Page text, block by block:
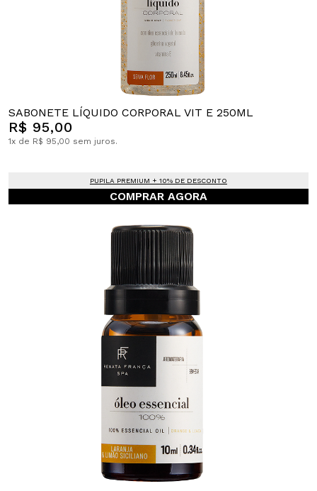
SABONETE LÍQUIDO CORPORAL VIT E 250ML
R$ 95,00
1x de R$ 95,00 sem juros.
PUPILA PREMIUM + 10% DE DESCONTO
COMPRAR AGORA